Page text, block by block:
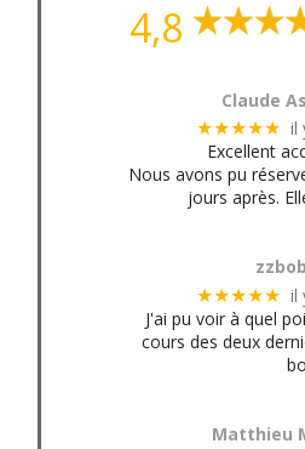
4,8
Claude
★★★★★ il
Excellent
Nous avons pu
jours après.
★★★★★ il
J'ai pu voir à quel
cours des deux
Matthieu